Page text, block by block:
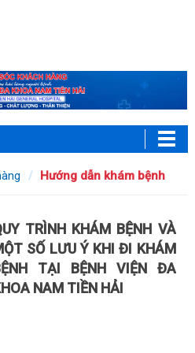
Hướng dẫn khám bệnh
TRÌNH KHÁM BỆNH VÀ
SỐ LƯU Ý KHI ĐI KHÁM
TẠI BỆNH VIỆN ĐA
NAM TIỀN HẢI